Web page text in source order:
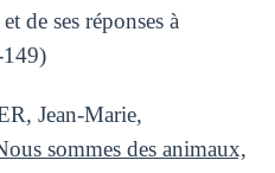
de ses réponses à
Jean-Marie,
sommes des animaux,